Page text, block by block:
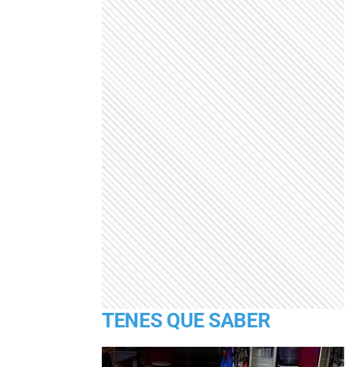
TENES QUE SABER